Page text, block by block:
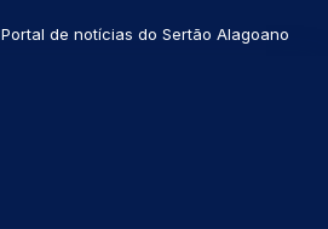
Portal de notícias do Sertão Alagoano